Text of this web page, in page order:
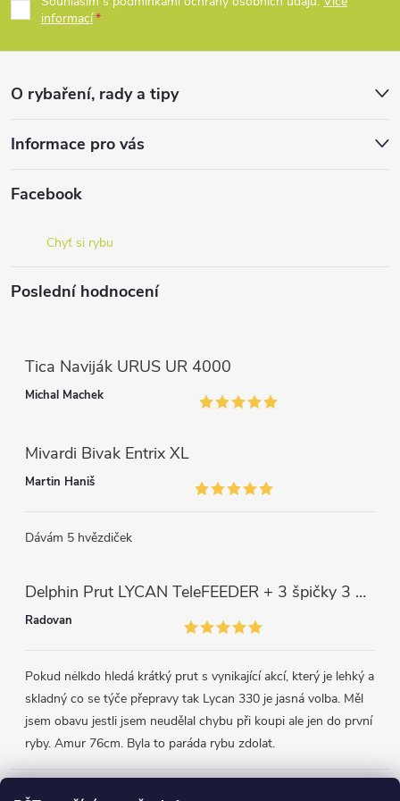
p
r
v
y
v
i
u
a
informací
O rybaření, rady a tipy
Informace pro vás
Facebook
Chyť si rybu
Poslední hodnocení
Tica Naviják URUS UR 4000
Michal Machek
Mivardi Bivak Entrix XL
Martin Haniš
Dávám 5 hvězdiček
Delphin Prut LYCAN TeleFEEDER + 3 špičky 3 m, 80 g
Radovan
Pokud nėlkdo hledá krátký prut s vynikající akcí, který je lehký a
skladný co se týče přepravy tak Lycan 330 je jasná volba. Měl
jsem obavu jestli jsem neudělal chybu při koupi ale jen do první
ryby. Amur 76cm. Byla to paráda rybu zdolat.
Přijímáme online platby